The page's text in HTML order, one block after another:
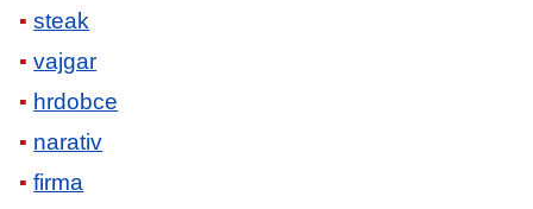
steak
vajgar
hrdobce
narativ
firma